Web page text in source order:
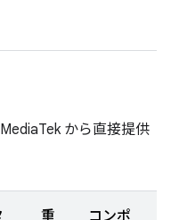
から直接提供
重 コンポ